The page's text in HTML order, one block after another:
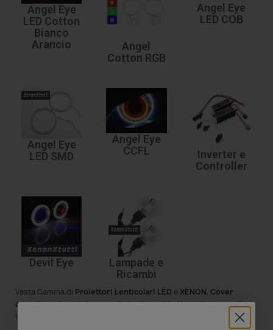
Angel Eye
LED Cotton
Bianco
Arancio
Angel
Cotton RGB
Angel Eye
LED COB
Angel Eye
LED SMD
Angel Eye
CCFL
Inverter e
Controller
Devil Eye
Lampade e
Ricambi
Vasta Gamma di Proiettori Lenticolari LED eXENON. Cover
coperturada posizionare sulle lenti per abbellire ed integrare il
lenticolare su installazioni afthermarket Retrofit.